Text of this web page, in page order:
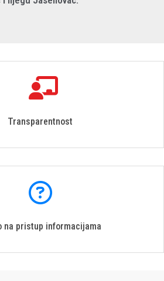
Transparentnost
na pristup informacijama